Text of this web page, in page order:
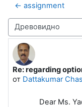
← assignment
Режим отображения
Re: regarding
от Dattakumar
Количество
Dear Ms.